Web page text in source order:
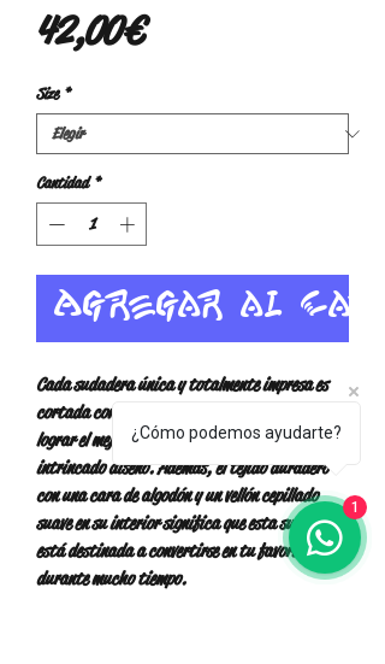
42,00 €Precio
Size *
Cantidad *
Agregar al
Cada sudadera única y totalmente impresa es
cortada con precisión y cosida a mano para
lograr el mejor aspecto posible y sacar a relucir el
intrincado diseño. Además, el tejido duradero
con una cara de algodón y un vellón cepillado
suave en su interior significa que esta sudadera
está destinada a convertirse en tu favorita
durante mucho tiempo.
¿Cómo podemos ayudarte?
1